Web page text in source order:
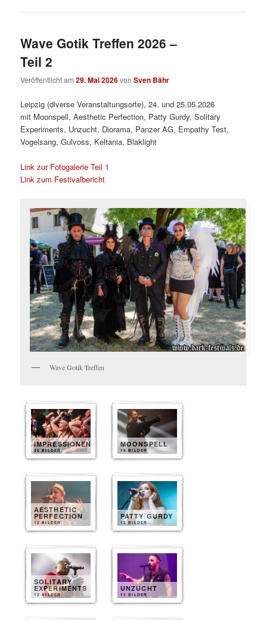
Wave Gotik Treffen 2026 –
Teil 2
Veröffentlicht am29. Mai 2026vonSven Bähr
Leipzig (diverse Veranstaltungsorte), 24. und 25.05.2026
mit Moonspell, Aesthetic Perfection, Patty Gurdy, Solitary
Experiments, Unzucht, Diorama, Panzer AG, Empathy Test,
Vogelsang, Gulvoss, Keltania, Blaklight
Link zur Fotogalerie Teil 1
Link zum Festivalbericht
Wave Gotik Treffen
IMPRESSIONEN
30 BILDER
MOONSPELL
14 BILDER
AESTHETIC
PERFECTION
12 BILDER
PATTY GURDY
12 BILDER
SOLITARY
EXPERIMENTS
12 BILDER
UNZUCHT
11 BILDER